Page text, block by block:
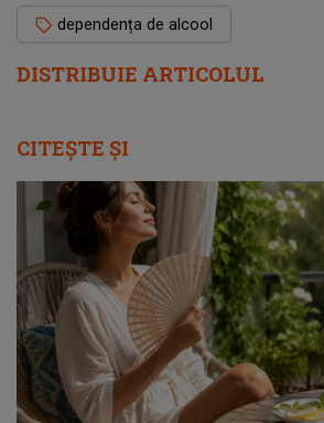
DISTRIBUIE ARTICOLUL
dependența de alcool
CITEȘTE ȘI